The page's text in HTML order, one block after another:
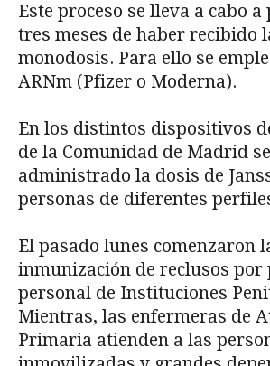
Este proceso se lleva a cabo
tres meses de haber recibido
monodosis. Para ello se
ARNm (Pfizer o Moderna).
En los distintos dispositivos
de la Comunidad de Madrid
administrado la dosis de
personas de diferentes
El pasado lunes comenzaron
inmunización de reclusos por
personal de Instituciones
Mientras, las enfermeras de
Primaria atienden a las